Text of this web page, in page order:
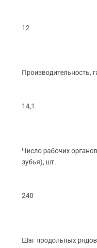
12
Производительность,
14,1
Число рабочих органов
зубья), шт.
240
Шаг продольных